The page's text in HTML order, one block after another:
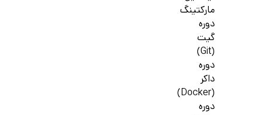
مارکتینگ
دوره
گیت
(Git)
دوره
داکر
(Docker)
دوره